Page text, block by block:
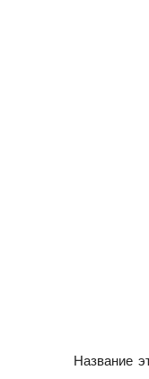
Название